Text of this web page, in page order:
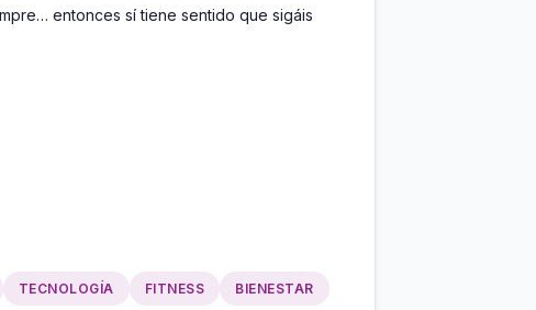
entonces sí tiene sentido que sigáis
TECNOLOGÍA FITNESS BIENESTAR